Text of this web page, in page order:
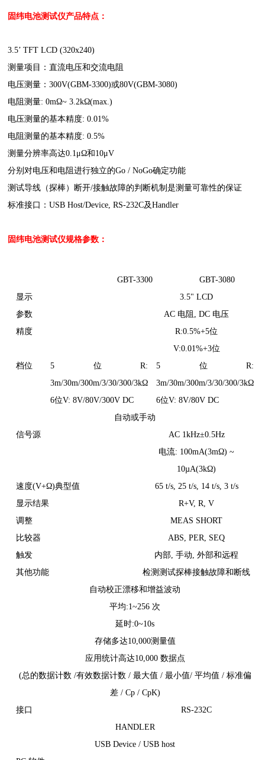
固纬电池测试仪产品特点：
3.5’ TFT LCD (320x240)
测量项目：直流电压和交流电阻
电压测量：300V(GBM-3300)或80V(GBM-3080)
电阻测量: 0mΩ~ 3.2kΩ(max.)
电压测量的基本精度: 0.01%
电阻测量的基本精度: 0.5%
测量分辨率高达0.1μΩ和10μV
分别对电压和电阻进行独立的Go / NoGo确定功能
测试导线（探棒）断开/接触故障的判断机制是测量可靠性的保证
标准接口：USB Host/Device, RS-232C及Handler
固纬电池测试仪规格参数：
GBT-3300
GBT-3080
显示
3.5" LCD
参数
AC 电阻, DC 电压
精度
R:0.5%+5位
V:0.01%+3位
档位
5位R:
3m/30m/300m/3/30/300/3kΩ
6位V: 8V/80V/300V DC
5位R:
3m/30m/300m/3/30/300/3kΩ
6位V: 8V/80V DC
自动或手动
信号源
AC 1kHz±0.5Hz
电流: 100mA(3mΩ) ~
10µA(3kΩ)
速度(V+Ω)典型值
65 t/s, 25 t/s, 14 t/s, 3 t/s
显示结果
R+V, R, V
调整
MEAS SHORT
比较器
ABS, PER, SEQ
触发
内部, 手动, 外部和远程
其他功能
检测测试探棒接触故障和断线
自动校正漂移和增益波动
平均:1~256 次
延时:0~10s
存储多达10,000测量值
应用统计高达10,000 数据点
(总的数据计数 /有效数据计数 / 最大值 / 最小值/ 平均值 / 标准偏
差 / Cp / CpK)
接口
RS-232C
HANDLER
USB Device / USB host